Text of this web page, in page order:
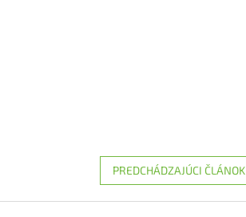
PREDCHÁDZAJÚCI ČLÁNOK